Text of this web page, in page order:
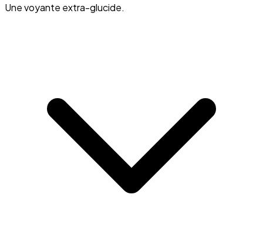
Une voyante extra-glucide.